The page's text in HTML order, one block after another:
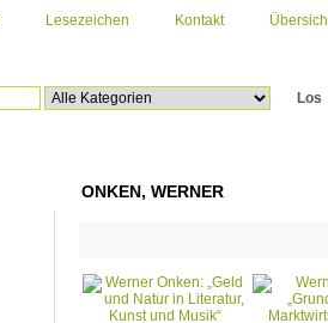
Lesezeichen Kontakt
Los
ONKEN, WERNER